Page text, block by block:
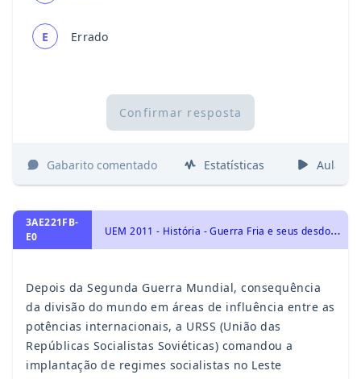
E Errado
Confirmar resposta
Gabarito comentado Estatísticas Aulas
3AE221FB-
E0
U
EM 2011 - História - Guerra Fria e seus desdobramentos, História Geral
Depois da Segunda Guerra Mundial, consequência
da divisão do mundo em áreas de influência entre as
potências internacionais, a URSS (União das
Repúblicas Socialistas Soviéticas) comandou a
implantação de regimes socialistas no Leste